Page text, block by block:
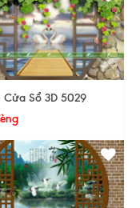
Cửa Sổ 3D 5029